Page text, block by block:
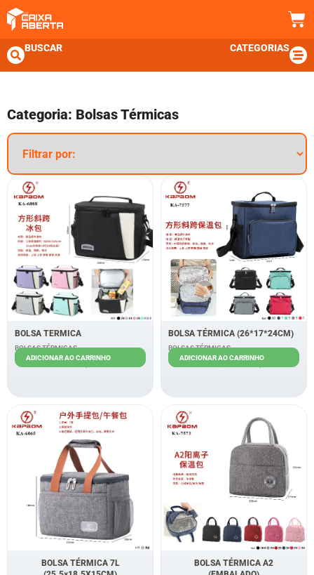
BUSCAR CATEGORIAS
Categoria: Bolsas Térmicas
BOLSA TERMICA
BOLSAS TÉRMICAS
R$ 30,00
ADICIONAR AO CARRINHO
BOLSA TÉRMICA (26*17*24CM)
BOLSAS TÉRMICAS
R$35,00 R$28,00
ADICIONAR AO CARRINHO
BOLSA TÉRMICA 7L
BOLSA TÉRMICA A2